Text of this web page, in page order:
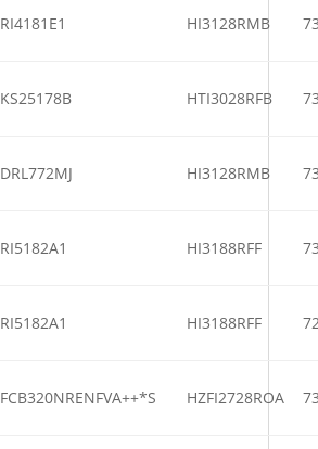
RI4181E1 HI3128RMB
KS25178B HTI3028RFB
DRL772MJ HI3128RMB
RI5182A1 HI3188RFF
RI5182A1 HI3188RFF
FCB320NRENFVA++*S HZFI2728ROA